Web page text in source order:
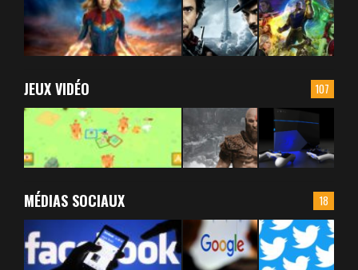
107
JEUX VIDÉO
18
MÉDIAS SOCIAUX